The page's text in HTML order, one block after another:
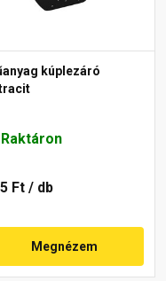
kúplezáró
Raktáron
Ft / db
Megnézem